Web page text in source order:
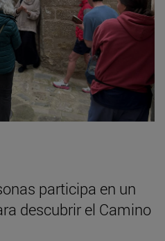
participa en un
descubrir el Camino